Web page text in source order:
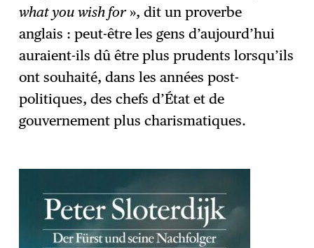
what you wish for», dit un proverbe
anglais : peut-être les gens d’aujourd’hui
auraient-ils dû être plus prudents lorsqu’ils
ont souhaité, dans les années post-
politiques, des chefs d’État et de
gouvernement plus charismatiques.